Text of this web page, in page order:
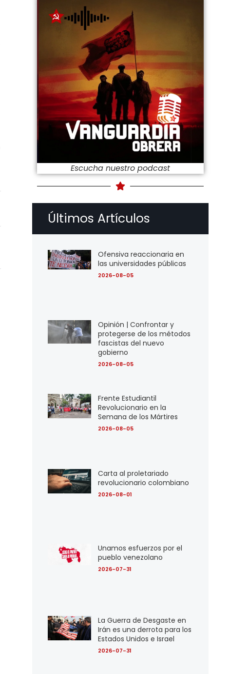
Escucha nuestro podcast
Últimos Artículos
Ofensiva reaccionaria en
las universidades públicas
2026-08-05
Opinión | Confrontar y
protegerse de los métodos
fascistas del nuevo
gobierno
2026-08-05
Frente Estudiantil
Revolucionario en la
Semana de los Mártires
2026-08-05
Carta al proletariado
revolucionario colombiano
2026-08-01
Unamos esfuerzos por el
pueblo venezolano
2026-07-31
La Guerra de Desgaste en
Irán es una derrota para los
Estados Unidos e Israel
2026-07-31